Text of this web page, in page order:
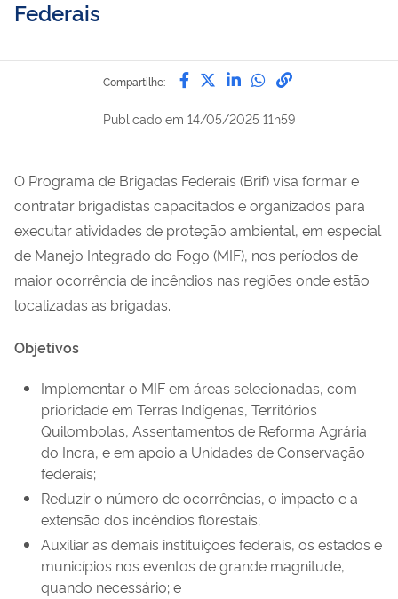
Federais
Compartilhe: Compartilhe por Facebook
Compartilhe por Twitter
Compartilhe por
Compartilhe
link para
Publicado em 14/05/2025 11h59
O Programa de Brigadas Federais (Brif) visa formar e
contratar brigadistas capacitados e organizados para
executar atividades de proteção ambiental, em especial
de Manejo Integrado do Fogo (MIF), nos períodos de
maior ocorrência de incêndios nas regiões onde estão
localizadas as brigadas.
Objetivos
Implementar o MIF em áreas selecionadas, com
prioridade em Terras Indígenas, Territórios
Quilombolas, Assentamentos de Reforma Agrária
do Incra, e em apoio a Unidades de Conservação
federais;
Reduzir o número de ocorrências, o impacto e a
extensão dos incêndios florestais;
Auxiliar as demais instituições federais, os estados e
municípios nos eventos de grande magnitude,
quando necessário; e